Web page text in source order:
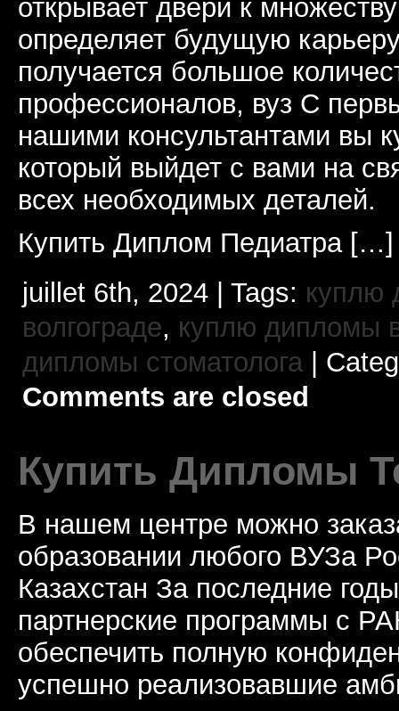
открывает двери к
определяет будущую
получается большое
профессионалов, вуз С
нашими консультантами вы
который выйдет с вами на
всех необходимых деталей.
Купить Диплом Педиатра […]
juillet 6th, 2024 | Tags: куплю
волгограде, куплю дипломы
дипломы стоматолога|
Comments are closed
Купить Дипломы
В нашем центре можно
образовании любого ВУЗа
Казахстан За последние
партнерские программы с
обеспечить полную
успешно реализовавшие